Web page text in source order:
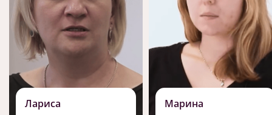
Лариса Марина